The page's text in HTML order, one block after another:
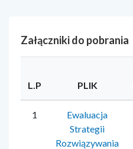
Załączniki do pobrania
L.P PLIK
1
Ewaluacja
Strategii
Rozwiązywania